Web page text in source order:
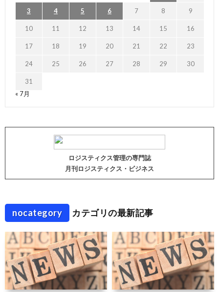
3 4 5 6 7 8 9
10 11 12 13 14 15 16
17 18 19 20 21 22 23
24 25 26 27 28 29 30
31
« 7月
ロジスティクス管理の専門誌
月刊ロジスティクス・ビジネス
nocategory カテゴリの最新記事